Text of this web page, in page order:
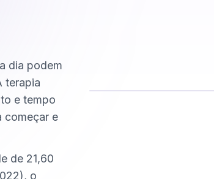
dia podem
terapia
e tempo
começar e
de 21,60
o